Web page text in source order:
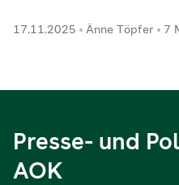
17.11.2025 Änne Töpfer 7
Presse- und
AOK